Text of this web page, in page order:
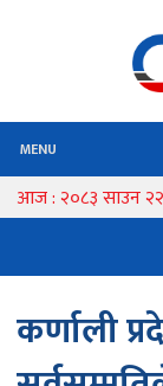
MENU
आज : २०८३ साउन
कर्णाली